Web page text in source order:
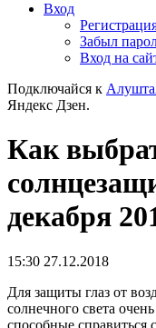
Вход
Забыл
Вход на
Подключайся к
Яндекс Дзен.
Как
декабря
15:30 27.12.2018
Для защиты глаз от
солнечного света
способные справиться